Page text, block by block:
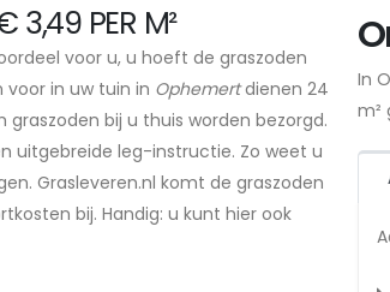
3,49 PER M²
voor u, u hoeft de graszoden
in uw tuin in Ophemertdienen 24
bij u thuis worden bezorgd.
uitgebreide leg-instructie. Zo weet u
Grasleveren.nl komt de graszoden
bij. Handig: u kunt hier ook
In
m²